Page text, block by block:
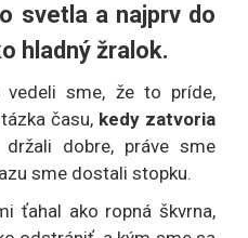
svetla a najprv do
hladný žralok.
sme, že to príde,
času, kedy zatvoria
dobre, práve sme
sme dostali stopku.
ťahal ako ropná škvrna,